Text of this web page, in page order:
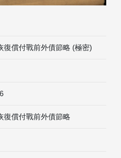
復償付戰前外債節略 (極密)
復償付戰前外債節略